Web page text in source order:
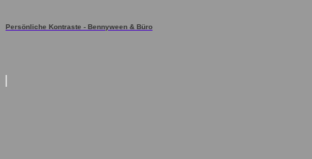
Persönliche Kontraste - Bennyween & Büro